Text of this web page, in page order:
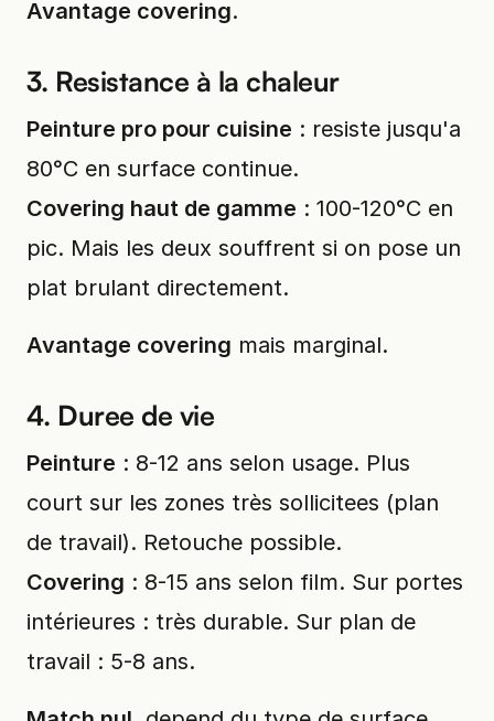
Avantage covering.
3. Resistance à la chaleur
Peinture pro pour cuisine : resiste jusqu'a
80°C en surface continue.
Covering haut de gamme : 100-120°C en
pic. Mais les deux souffrent si on pose un
plat brulant directement.
Avantage covering mais marginal.
4. Duree de vie
Peinture : 8-12 ans selon usage. Plus
court sur les zones très sollicitees (plan
de travail). Retouche possible.
Covering : 8-15 ans selon film. Sur portes
intérieures : très durable. Sur plan de
travail : 5-8 ans.